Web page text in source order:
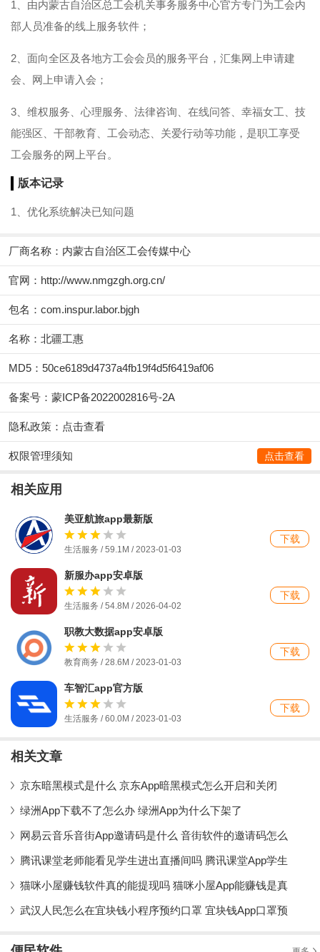
1、由内蒙古自治区总工会机关事务服务中心官方专门为工会内
部人员准备的线上服务软件；
2、面向全区及各地方工会会员的服务平台，汇集网上申请建
会、网上申请入会；
3、维权服务、心理服务、法律咨询、在线问答、幸福女工、技
能强区、干部教育、工会动态、关爱行动等功能，是职工享受
工会服务的网上平台。
版本记录
1、优化系统解决已知问题
厂商名称： 内蒙古自治区工会传媒中心
官网： http://www.nmgzgh.org.cn/
包名：com.inspur.labor.bjgh
名称：北疆工惠
MD5：50ce6189d4737a4fb19f4d5f6419af06
备案号：蒙ICP备2022002816号-2A
隐私政策： 点击查看
权限管理须知 点击查看
相关应用
美亚航旅app最新版
生活服务 / 59.1M / 2023-01-03
下载
新服办app安卓版
生活服务 / 54.8M / 2026-04-02
下载
职教大数据app安卓版
教育商务 / 28.6M / 2023-01-03
下载
车智汇app官方版
生活服务 / 60.0M / 2023-01-03
下载
相关文章
京东暗黑模式是什么 京东App暗黑模式怎么开启和关闭
绿洲App下载不了怎么办 绿洲App为什么下架了
网易云音乐音街App邀请码是什么 音街软件的邀请码怎么
腾讯课堂老师能看见学生进出直播间吗 腾讯课堂App学生
猫咪小屋赚钱软件真的能提现吗 猫咪小屋App能赚钱是真
武汉人民怎么在宜块钱小程序预约口罩 宜块钱App口罩预